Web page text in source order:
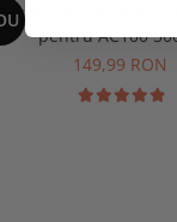
Acrylic Sealer
pentru AC100
149,99 RON